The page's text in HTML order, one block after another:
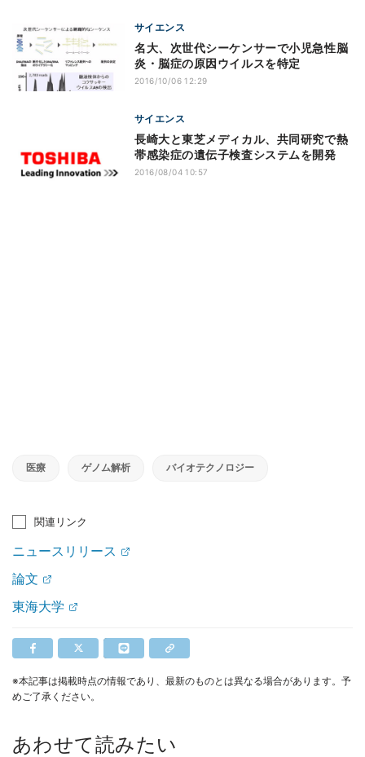
サイエンス
名大、次世代シーケンサーで小児急性脳
炎・脳症の原因ウイルスを特定
2016/10/06 12:29
サイエンス
長崎大と東芝メディカル、共同研究で熱
帯感染症の遺伝子検査システムを開発
2016/08/04 10:57
医療 ゲノム解析 バイオテクノロジー
関連リンク
ニュースリリース
論文
東海大学
※本記事は掲載時点の情報であり、最新のものとは異なる場合があります。予
めご了承ください。
あわせて読みたい